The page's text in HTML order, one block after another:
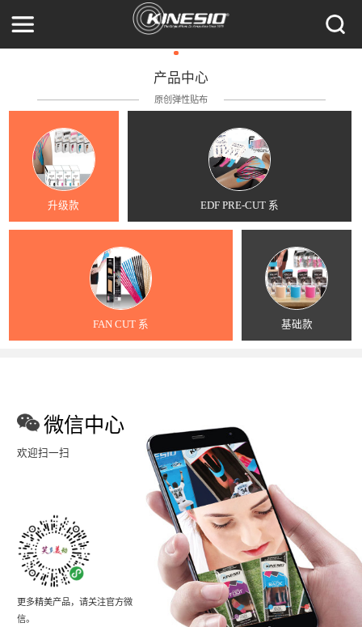
产品中心
原创弹性贴布
升级款 EDF PRE-CUT 系
FAN CUT 系 基础款
微信中心
欢迎扫一扫
更多精美产品，请关注官方微
信。